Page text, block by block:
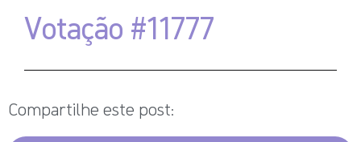
Votação #11777
Compartilhe este post: